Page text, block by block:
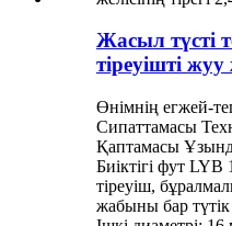
Жасыл түсті
тіреуішті жуу
Өнімнің егжей-
Сипаттамасы
Қаптамасы
Биіктігі фут
тіреуіш,
жабыны бар